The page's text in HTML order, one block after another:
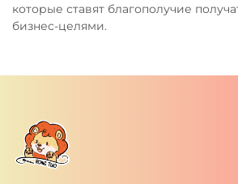
которые ставят благополучие
бизнес-целями.